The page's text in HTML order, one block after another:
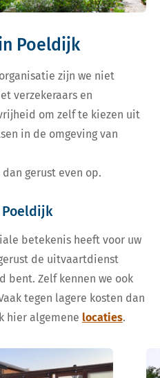
Poeldijk
zijn we niet
verzekeraars en
om zelf te kiezen uit
in de omgeving van
gerust even op.
betekenis heeft voor uw
de uitvaartdienst
bent. Zelf kennen we ook
tegen lagere kosten dan
hier algemene locaties.